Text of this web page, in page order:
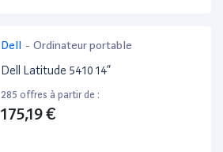
Dell - Ordinateur portable
Dell Latitude 5410 14”
285 offres à partir de :
175,19 €